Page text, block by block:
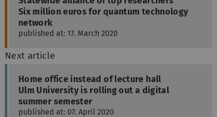
Six million euros for quantum technology
network
published at: 17. March 2020
Next article
Home office instead of lecture hall
Ulm University is rolling out a digital
summer semester
published at: 07. April 2020